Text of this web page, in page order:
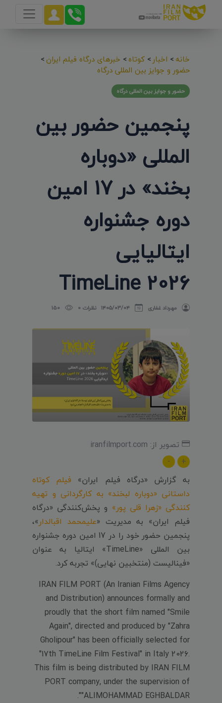
خانه> اخبار> کوتاه> خبرهای درگاه فیلم ایران>
حضور و جوایز بین المللی درگاه
حضور و جوایز بین المللی درگاه
پنجمین حضور بین
المللی «دوباره
بخند» در 17 امین
دوره جشنواره
ایتالیایی
TimeLine 2026
مهرداد غفاری ۱۴۰۵/۰۳/۰۴ نظرات 0 150
تصویر از: iranfilmport.com
+
-
به گزارش «درگاه فیلم ایران» فیلم کوتاه
داستانی «دوباره لبخند» به کارگردانی و تهیه
کنندگی «زهرا قلی پور» و پخش‌کنندگی «درگاه
فیلم ایران» به مدیریت «علیمحمد اقبالدار»،
پنجمین حضور خود را در 17 امین دوره جشنواره
بین المللی «TimeLine» ایتالیا به عنوان
«فینالیست (منتخبین نهایی)» تجربه کرد.
IRAN FILM PORT (An Iranian Films Agency
and Distribution) announces formally and
proudly that the short film named "Smile
Again", directed and produced by "Zahra
Gholipour" has been officially selected for
"17th TimeLine Film Festival" in Italy 2026.
This film is being distributed by IRAN FILM
PORT company, under the supervision of
"ALIMOHAMMAD EGHBALDAR".